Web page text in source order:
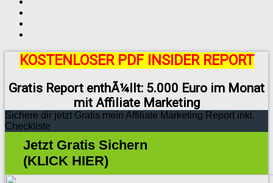
KOSTENLOSER PDF INSIDER REPORT
Gratis Report enthÃ¼llt: 5.000 Euro im Monat
mit Affiliate Marketing
Sichere dir jetzt Gratis mein Affiliate Marketing Report inkl.
Checkliste
Jetzt Gratis Sichern
(KLICK HIER)